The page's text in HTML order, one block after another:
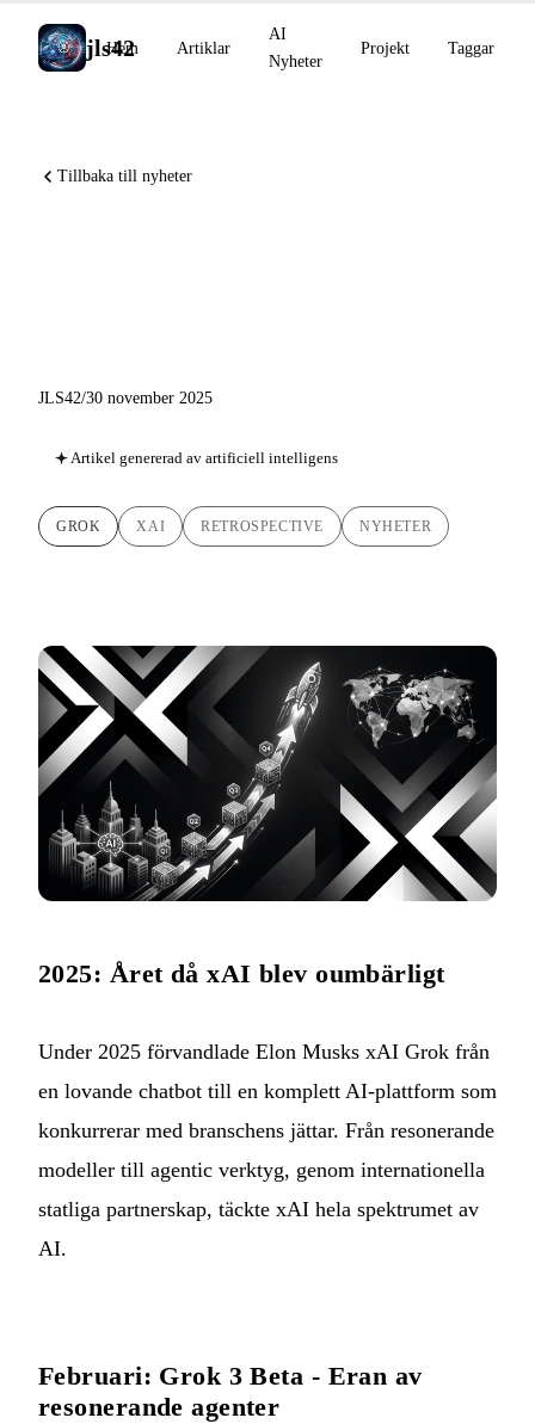
jls42
Hem Artiklar
AI
Nyheter
Projekt Taggar
Tillbaka till nyheter
JLS42/30 november 2025
Artikel genererad av artificiell intelligens
GROK XAI RETROSPECTIVE NYHETER
2025: Året då xAI blev oumbärligt
Under 2025 förvandlade Elon Musks xAI Grok från
en lovande chatbot till en komplett AI-plattform som
konkurrerar med branschens jättar. Från resonerande
modeller till agentic verktyg, genom internationella
statliga partnerskap, täckte xAI hela spektrumet av
AI.
Februari: Grok 3 Beta - Eran av
resonerande agenter